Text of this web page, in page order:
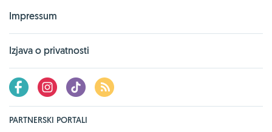
Impressum
Izjava o privatnosti
PARTNERSKI PORTALI